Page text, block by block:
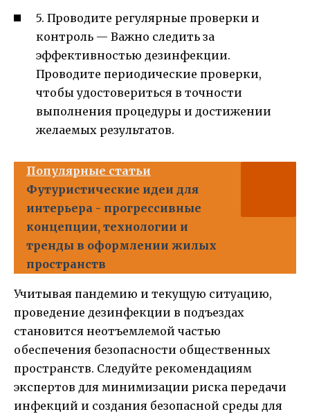
5. Проводите регулярные проверки и
контроль — Важно следить за
эффективностью дезинфекции.
Проводите периодические проверки,
чтобы удостовериться в точности
выполнения процедуры и достижении
желаемых результатов.
Популярные статьи
Футуристические идеи для
интерьера - прогрессивные
концепции, технологии и
тренды в оформлении жилых
пространств
Учитывая пандемию и текущую ситуацию,
проведение дезинфекции в подъездах
становится неотъемлемой частью
обеспечения безопасности общественных
пространств. Следуйте рекомендациям
экспертов для минимизации риска передачи
инфекций и создания безопасной среды для